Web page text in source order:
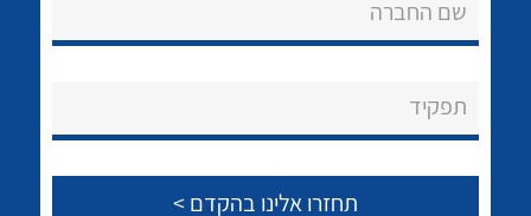
לכל מוצרי היצרן לכל מוצרי היצרן
שם החברה
תפקיד